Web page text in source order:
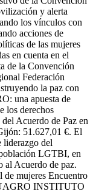
y alerta
los vínculos con
acciones de
de las mujeres
en cuenta en el
de la Convención
Federación
la paz con
una apuesta de
los derechos
Acuerdo de Paz en
51.627,01 €. El
liderazgo del
LGTBI, en
al Acuerdo de paz.
de mujeres Encuentro
INSTITUTO